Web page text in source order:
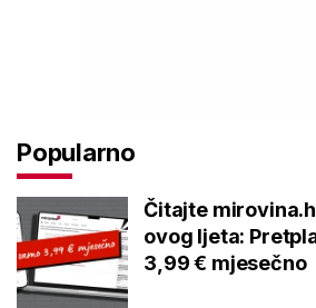
Popularno
Čitajte
ovog ljeta:
3,99 € mjesečno